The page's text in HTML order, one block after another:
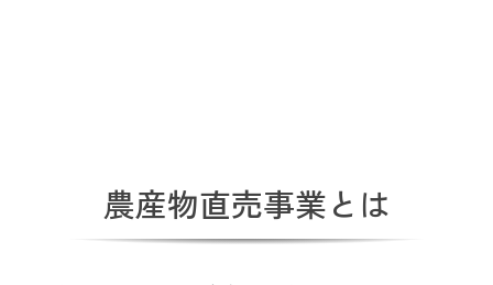
農産物直売事業とは